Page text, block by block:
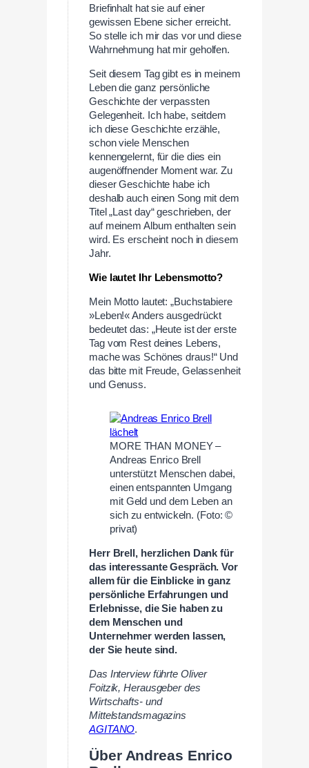
Briefinhalt hat sie auf einer
gewissen Ebene sicher erreicht.
So stelle ich mir das vor und diese
Wahrnehmung hat mir geholfen.
Seit diesem Tag gibt es in meinem
Leben die ganz persönliche
Geschichte der verpassten
Gelegenheit. Ich habe, seitdem
ich diese Geschichte erzähle,
schon viele Menschen
kennengelernt, für die dies ein
augenöffnender Moment war. Zu
dieser Geschichte habe ich
deshalb auch einen Song mit dem
Titel „Last day“ geschrieben, der
auf meinem Album enthalten sein
wird. Es erscheint noch in diesem
Jahr.
Wie lautet Ihr Lebensmotto?
Mein Motto lautet: „Buchstabiere
»Leben!« Anders ausgedrückt
bedeutet das: „Heute ist der erste
Tag vom Rest deines Lebens,
mache was Schönes draus!“ Und
das bitte mit Freude, Gelassenheit
und Genuss.
MORE THAN MONEY –
Andreas Enrico Brell
unterstützt Menschen dabei,
einen entspannten Umgang
mit Geld und dem Leben an
sich zu entwickeln. (Foto: ©
privat)
Herr Brell, herzlichen Dank für
das interessante Gespräch. Vor
allem für die Einblicke in ganz
persönliche Erfahrungen und
Erlebnisse, die Sie haben zu
dem Menschen und
Unternehmer werden lassen,
der Sie heute sind.
Das Interview führte Oliver
Foitzik, Herausgeber des
Wirtschafts- und
Mittelstandsmagazins
AGITANO.
Über Andreas Enrico